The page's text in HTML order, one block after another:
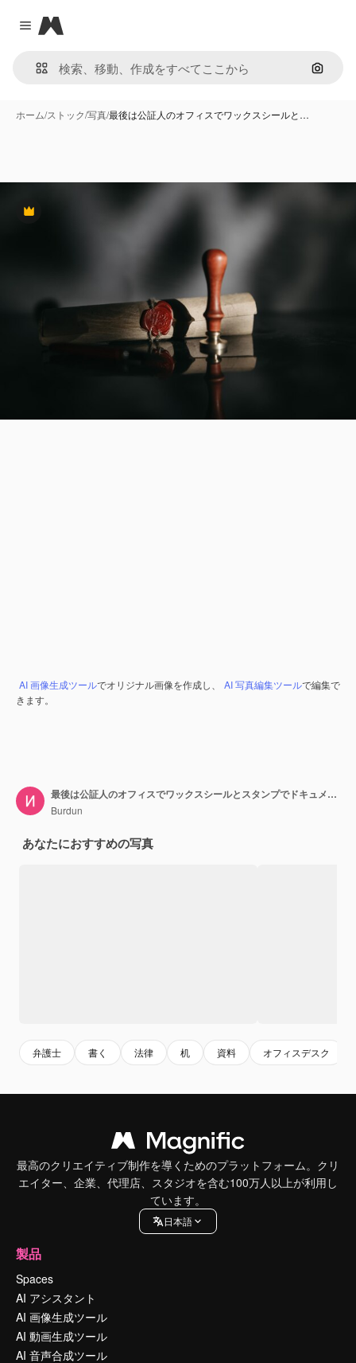
Close menu
Magnific
画像で
ホーム/ストック/写真/最後は公証人のオフィスでワックスシールと…
Premium
AI 画像生成ツールでオリジナル画像を作成し、 AI 写真編集ツールで編集で
きます。
最後は公証人のオフィスでワックスシールとスタンプでドキュメントをテーマにします
Burdun
あなたにおすすめの写真
弁護士 書く 法律 机 資料 オフィスデスク
最高のクリエイティブ制作を導くためのプラットフォーム。クリ
エイター、企業、代理店、スタジオを含む100万人以上が利用し
ています。
日本語
製品
Spaces
AI アシスタント
AI 画像生成ツール
AI 動画生成ツール
AI 音声合成ツール